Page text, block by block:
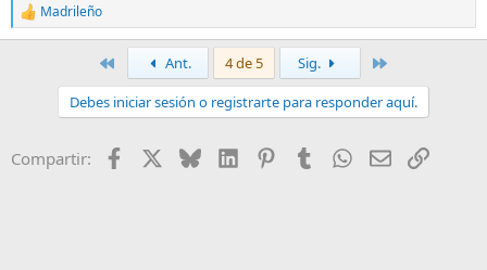
R
e
e
Madrileño
PrimeroAnt. 4 de 5 Sig.
Debes iniciar sesión o registrarte para responder aquí.
Compartir: Facebook BlueskyLinkedInPinterestTumblr WhatsApp
EmailEnlace